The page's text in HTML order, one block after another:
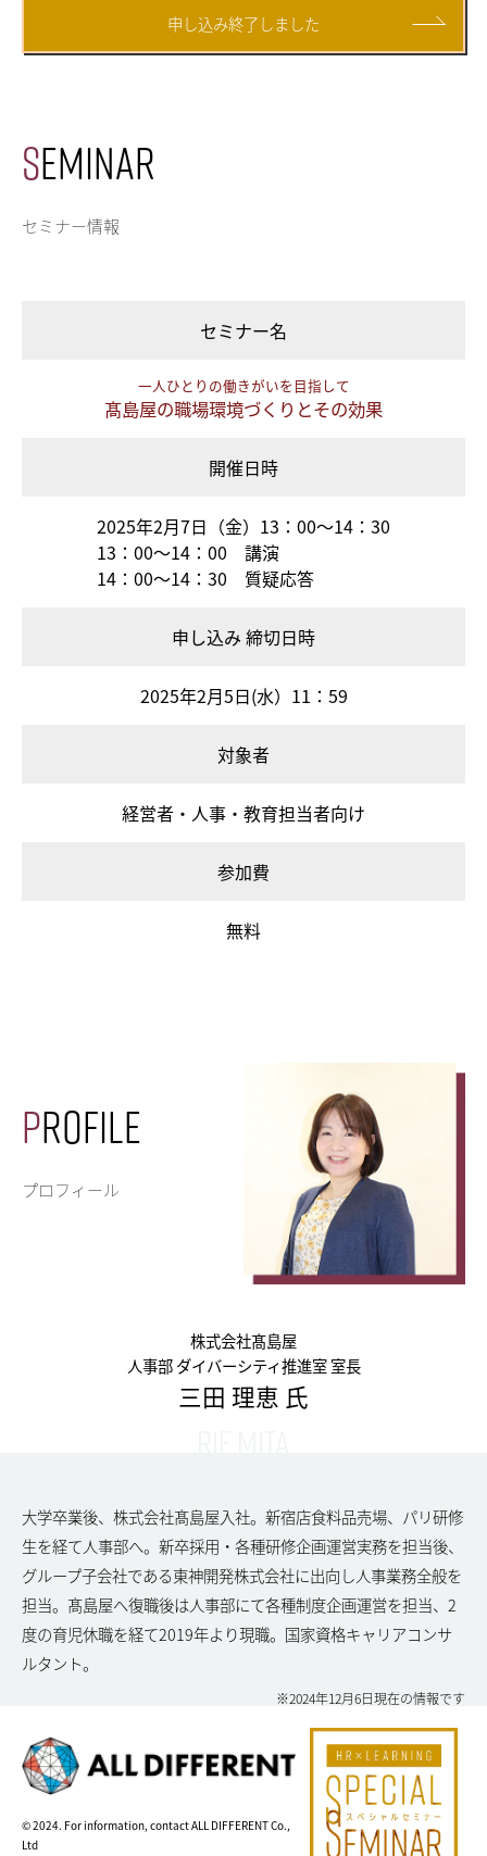
申し込み終了しました
SEMINAR
セミナー情報
セミナー名
一人ひとりの働きがいを目指して
髙島屋の職場環境づくりとその効果
開催日時
2025年2月7日（金）13：00～14：30
13：00～14：00 講演
14：00～14：30 質疑応答
申し込み 締切日時
2025年2月5日(水）11：59
対象者
経営者・人事・教育担当者向け
参加費
無料
PROFILE
プロフィール
株式会社髙島屋
人事部 ダイバーシティ推進室 室長
三田 理恵 氏
大学卒業後、株式会社髙島屋入社。新宿店食料品売場、パリ研修
生を経て人事部へ。新卒採用・各種研修企画運営実務を担当後、
グループ子会社である東神開発株式会社に出向し人事業務全般を
担当。髙島屋へ復職後は人事部にて各種制度企画運営を担当、2
度の育児休職を経て2019年より現職。国家資格キャリアコンサ
ルタント。
※2024年12月6日現在の情報です
© 2024. For information, contact ALL DIFFERENT Co.,
Ltd